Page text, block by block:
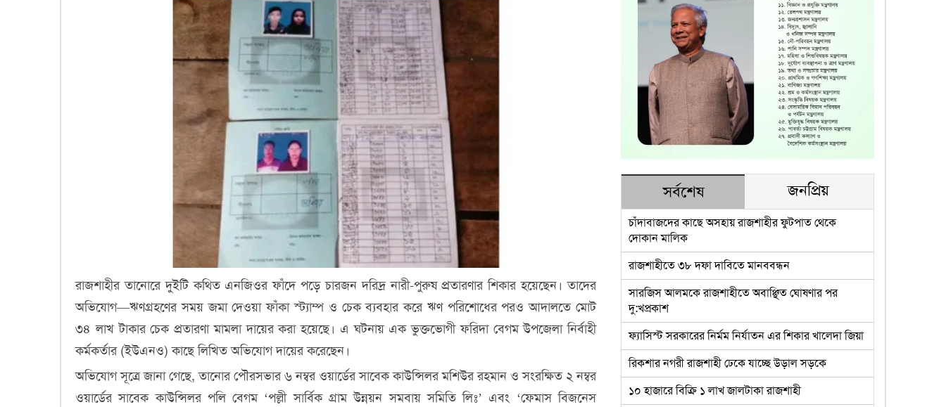
রাজশাহীর তানোরে দুইটি কথিত এনজিওর ফাঁদে পড়ে চারজন দরিদ্র নারী-পুরুষ প্রতারণার শিকার হয়েছেন। তাদের
অভিযোগ—ঋণগ্রহণের সময় জমা দেওয়া ফাঁকা স্ট্যাম্প ও চেক ব্যবহার করে ঋণ পরিশোধের পরও আদালতে মোট
৩৪ লাখ টাকার চেক প্রতারণা মামলা দায়ের করা হয়েছে। এ ঘটনায় এক ভুক্তভোগী ফরিদা বেগম উপজেলা নির্বাহী
কর্মকর্তার (ইউএনও) কাছে লিখিত অভিযোগ দায়ের করেছেন।
অভিযোগ সূত্রে জানা গেছে, তানোর পৌরসভার ৬ নম্বর ওয়ার্ডের সাবেক কাউন্সিলর মশিউর রহমান ও সংরক্ষিত ২ নম্বর
ওয়ার্ডের সাবেক কাউন্সিলর পলি বেগম ‘পল্লী সার্বিক গ্রাম উন্নয়ন সমবায় সমিতি লিঃ’ এবং ‘ফেমাস বিজনেস
সর্বশেষ জনপ্রিয়
চাঁদাবাজদের কাছে অসহায় রাজশাহীর ফুটপাত থেকে
দোকান মালিক
রাজশাহীতে ৩৮ দফা দাবিতে মানববন্ধন
সারজিস আলমকে রাজশাহীতে অবাঞ্ছিত ঘোষণার পর
দু:খপ্রকাশ
ফ্যাসিস্ট সরকারের নির্মম নির্যাতন এর শিকার খালেদা জিয়া
রিকশার নগরী রাজশাহী ঢেকে যাচ্ছে উড়াল সড়কে
১০ হাজারে বিক্রি ১ লাখ জালটাকা রাজশাহী